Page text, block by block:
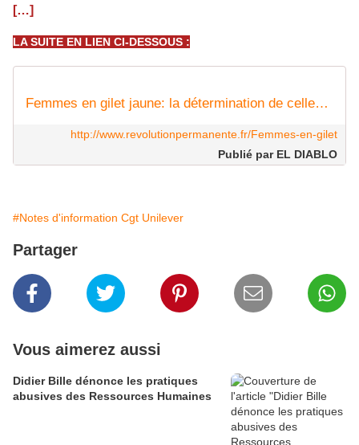
[…]
LA SUITE EN LIEN CI-DESSOUS :
Femmes en gilet jaune: la détermination de celles qui n'ont plus rien à perdre
http://www.revolutionpermanente.fr/Femmes-en-gilet
Publié par EL DIABLO
#Notes d'information Cgt Unilever
Partager
Vous aimerez aussi
Didier Bille dénonce les pratiques
abusives des Ressources Humaines